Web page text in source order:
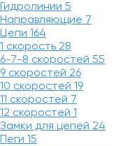
Гидролинии 5
Направляющие 7
Цепи 164
1 скорость 28
6-7-8 скоростей 55
9 скоростей 26
10 скоростей 19
11 скоростей 7
12 скоростей 1
Замки для цепей 24
Пеги 15